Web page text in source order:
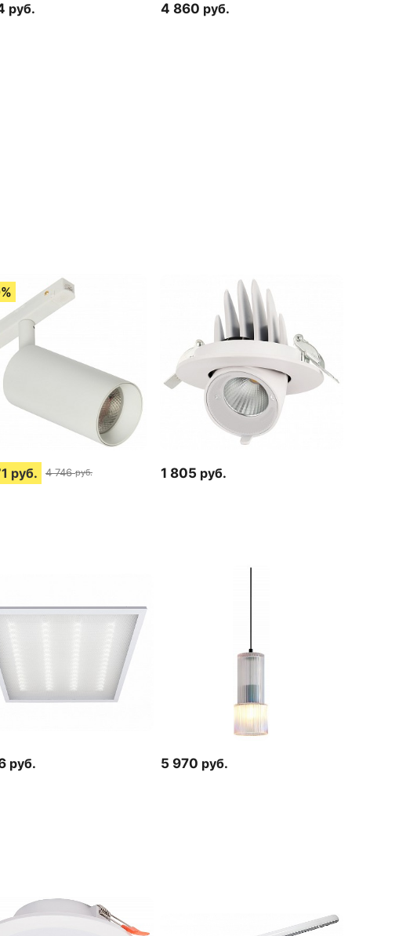
руб. 4 860 руб.
руб. 4 746 руб. 1 805 руб.
руб. 5 970 руб.